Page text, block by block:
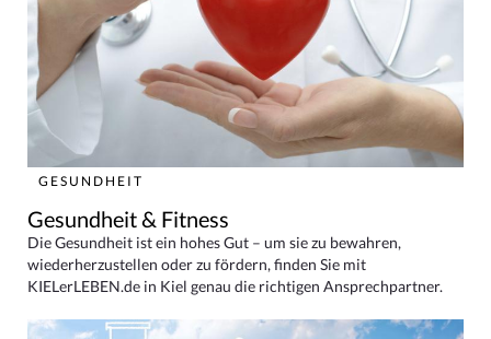
GESUNDHEIT
Gesundheit & Fitness
Die Gesundheit ist ein hohes Gut – um sie zu bewahren,
wiederherzustellen oder zu fördern, finden Sie mit
KIELerLEBEN.de in Kiel genau die richtigen Ansprechpartner.